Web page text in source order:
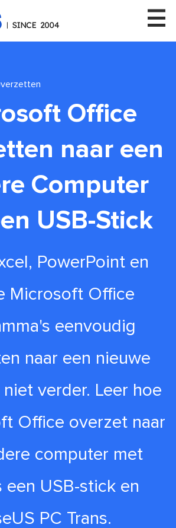
Office
naar een
Computer
USB-Stick
PowerPoint en
Microsoft Office
eenvoudig
naar een nieuwe
niet verder. Leer hoe
Office overzet naar
computer met
een USB-stick en
PC Trans.